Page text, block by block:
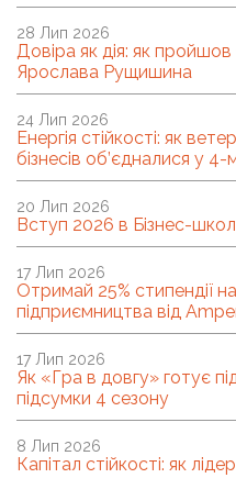
Довіра як дія: як пройшов
Ярослава Рущишина
28 Лип 2026
Енергія стійкості: як
бізнесів об’єдналися у
24 Лип 2026
Вступ 2026 в Бізнес-
20 Лип 2026
Отримай 25% стипендії
підприємництва від
17 Лип 2026
Як «Гра в довгу» готує
підсумки 4 сезону
17 Лип 2026
Капітал стійкості: як
8 Лип 2026